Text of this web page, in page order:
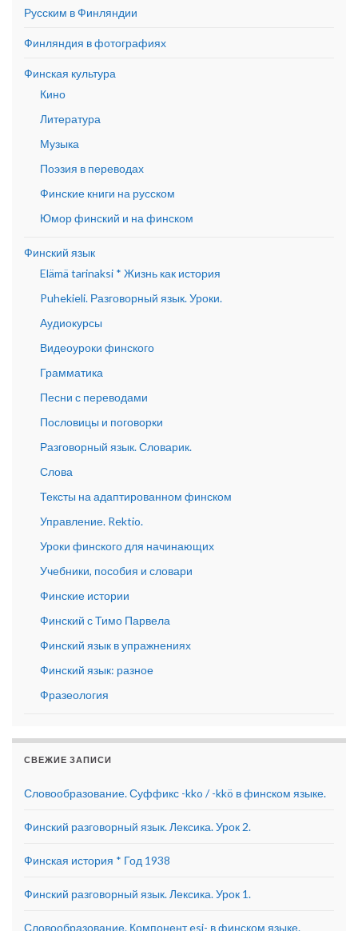
Русским в Финляндии
Финляндия в фотографиях
Финская культура
Кино
Литература
Музыка
Поэзия в переводах
Финские книги на русском
Юмор финский и на финском
Финский язык
Elämä tarinaksi * Жизнь как история
Puhekieli. Разговорный язык. Уроки.
Аудиокурсы
Видеоуроки финского
Грамматика
Песни с переводами
Пословицы и поговорки
Разговорный язык. Словарик.
Слова
Тексты на адаптированном финском
Управление. Rektio.
Уроки финского для начинающих
Учебники, пособия и словари
Финские истории
Финский с Тимо Парвела
Финский язык в упражнениях
Финский язык: разное
Фразеология
СВЕЖИЕ ЗАПИСИ
Словообразование. Суффикс -kko / -kkö в финском языке.
Финский разговорный язык. Лексика. Урок 2.
Финская история * Год 1938
Финский разговорный язык. Лексика. Урок 1.
Словообразование. Компонент esi- в финском языке.